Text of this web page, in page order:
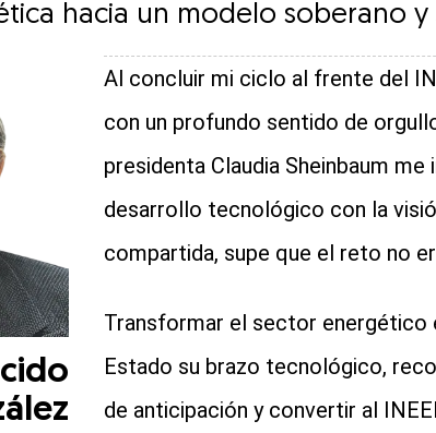
hacia un modelo soberano y
Email
Facebook
mediante Twitter
LinkedIn
global.social-whatsapp
Al concluir mi ciclo al frente del
con un profundo sentido de
presidenta Claudia Sheinbaum me
desarrollo tecnológico con la
compartida, supe que el reto no
Transformar el sector energético
Estado su brazo tecnológico,
de anticipación y convertir al